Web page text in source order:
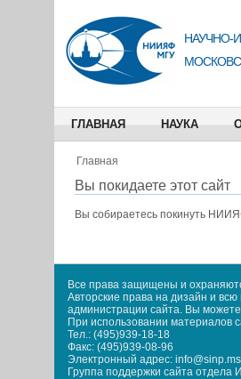
НАУЧНО-
ГЛАВНАЯ НАУКА
Главная
Вы покидаете этот сайт
Вы собираетесь покинуть
Все права защищены и
Авторские права на дизайн и
администрации сайта. Вы
При использовании материалов
Тел.: (495)939-18-18
Факс: (495)939-08-96
Электронный адрес:
Группа поддержки сайта отдела